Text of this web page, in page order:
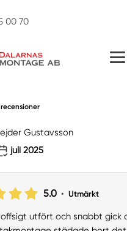
00 70
Gustavsson
juli 2025
5.0 • Utmärkt
utfört och snabbt gick